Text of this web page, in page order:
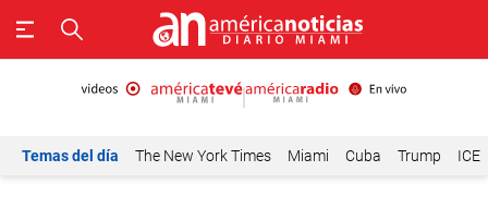
Temas del día The New York Times Miami Cuba Trump ICE